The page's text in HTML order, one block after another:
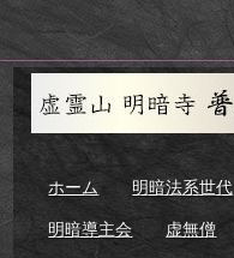
ホーム 明暗法系世代
明暗導主会 虚無僧